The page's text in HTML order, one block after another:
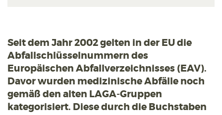
Seit dem Jahr 2002 gelten in der EU die
Abfallschlüsselnummern des
Europäischen Abfallverzeichnisses (EAV).
Davor wurden medizinische Abfälle noch
gemäß den alten LAGA-Gruppen
kategorisiert. Diese durch die Buchstaben